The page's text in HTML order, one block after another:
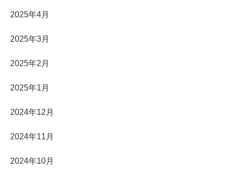
2025年4月
2025年3月
2025年2月
2025年1月
2024年12月
2024年11月
2024年10月